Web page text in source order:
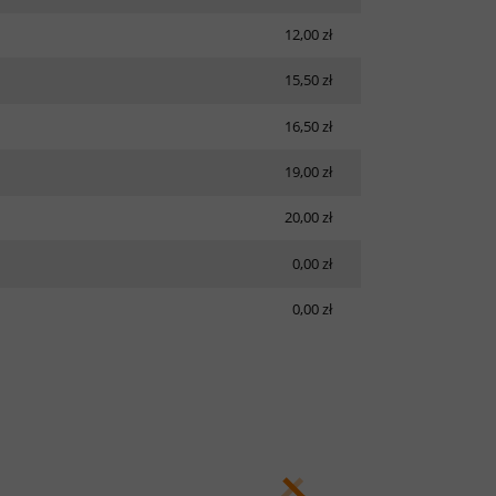
12,00 zł
15,50 zł
16,50 zł
19,00 zł
20,00 zł
0,00 zł
0,00 zł